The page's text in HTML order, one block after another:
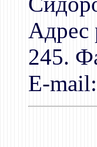
Адрес
245.
E-mail: